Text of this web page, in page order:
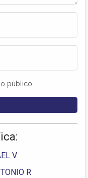
público
V
R